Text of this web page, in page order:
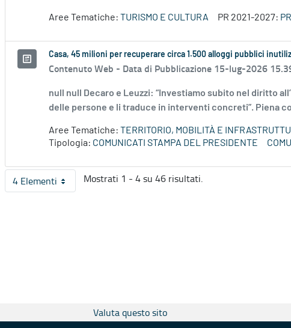
Aree Tematiche: TURISMO E CULTURA PR 2021-2027:
Casa, 45 milioni per recuperare circa 1.500 alloggi pubblici
Contenuto Web - Data di Pubblicazione 15-lug-2026
null null Decaro e Leuzzi: “Investiamo subito nel diritto
delle persone e li traduce in interventi concreti”. Piena
Aree Tematiche: TERRITORIO, MOBILITÀ E
Tipologia: COMUNICATI STAMPA DEL PRESIDENTE
4 ElementiPer pagina
Mostrati 1 - 4 su 46 risultati.
Valuta questo sito